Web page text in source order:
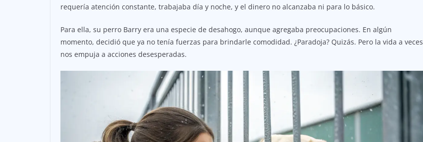
requería atención constante, trabajaba día y noche, y el dinero no alcanzaba ni para lo básico.
Para ella, su perro Barry era una especie de desahogo, aunque agregaba preocupaciones. En algún
momento, decidió que ya no tenía fuerzas para brindarle comodidad. ¿Paradoja? Quizás. Pero la vida a veces
nos empuja a acciones desesperadas.